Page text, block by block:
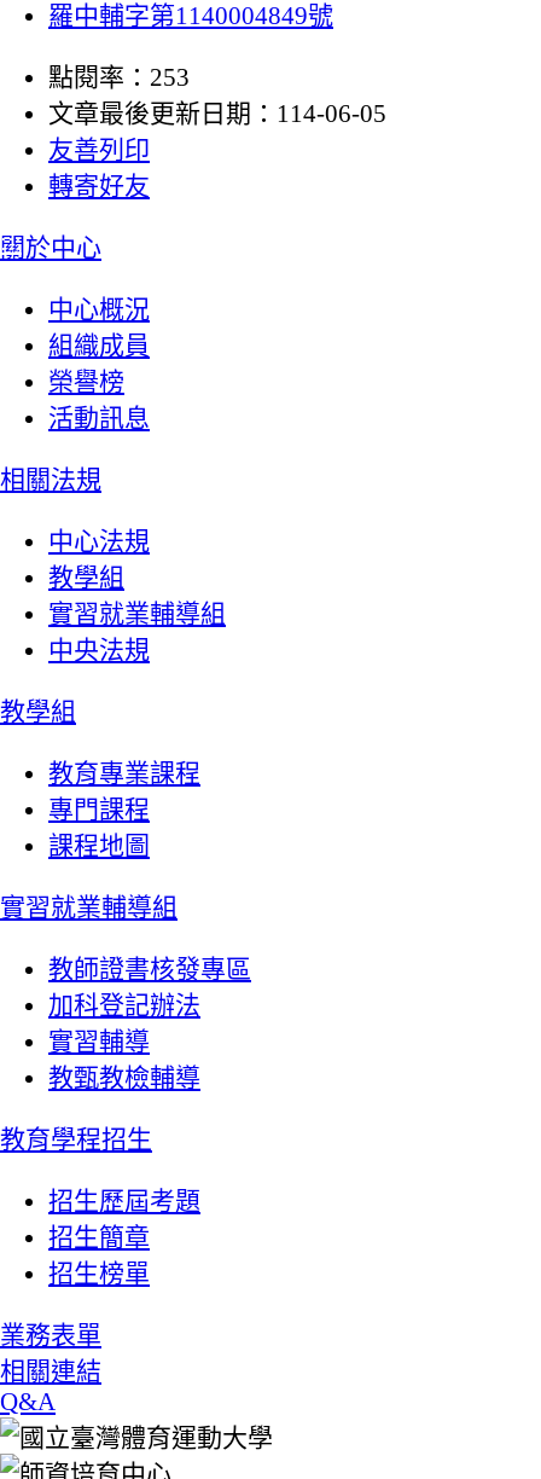
羅中輔字第1140004849號
點閱率：253
文章最後更新日期：114-06-05
友善列印
轉寄好友
:::
關於中心
中心概況
組織成員
榮譽榜
活動訊息
相關法規
中心法規
教學組
實習就業輔導組
中央法規
教學組
教育專業課程
專門課程
課程地圖
實習就業輔導組
教師證書核發專區
加科登記辦法
實習輔導
教甄教檢輔導
教育學程招生
招生歷屆考題
招生簡章
招生榜單
業務表單
相關連結
Q&A